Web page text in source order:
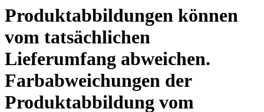
Produktabbildungen können
vom tatsächlichen
Lieferumfang abweichen.
Farbabweichungen der
Produktabbildung vom